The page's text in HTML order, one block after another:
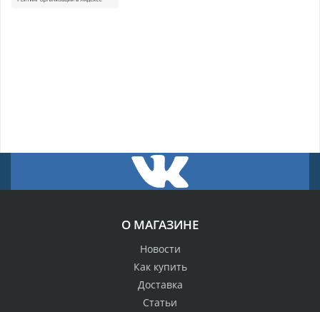
О МАГАЗИНЕ
Новости
Как купить
Доставка
Статьи